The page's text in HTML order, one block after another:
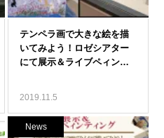
2019.11.5
News